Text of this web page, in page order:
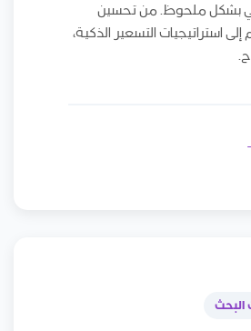
بشكل ملحوظ. من تحسين
استراتيجيات التسعير الذكية،